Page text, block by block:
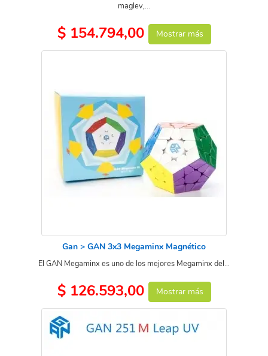
maglev,...
$ 154.794,00 Mostrar más
Gan > GAN 3x3 Megaminx Magnético
El GAN Megaminx es uno de los mejores Megaminx del...
$ 126.593,00 Mostrar más